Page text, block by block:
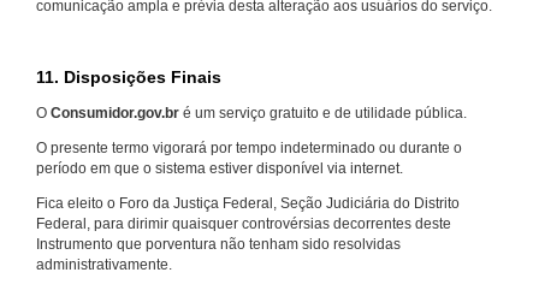
comunicação ampla e prévia desta alteração aos usuários do serviço.
11. Disposições Finais
O Consumidor.gov.br é um serviço gratuito e de utilidade pública.
O presente termo vigorará por tempo indeterminado ou durante o
período em que o sistema estiver disponível via internet.
Fica eleito o Foro da Justiça Federal, Seção Judiciária do Distrito
Federal, para dirimir quaisquer controvérsias decorrentes deste
Instrumento que porventura não tenham sido resolvidas
administrativamente.